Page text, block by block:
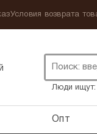
Условия возврата
Люди ищут:
Опт